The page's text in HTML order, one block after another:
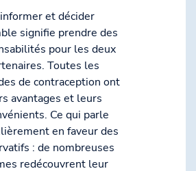
et décider
signifie prendre des
pour les deux
Toutes les
de contraception ont
avantages et leurs
Ce qui parle
en faveur des
: de nombreuses
redécouvrent leur